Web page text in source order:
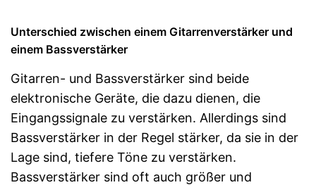
Unterschied zwischen einem Gitarrenverstärker und
einem Bassverstärker
Gitarren- und Bassverstärker sind beide
elektronische Geräte, die dazu dienen, die
Eingangssignale zu verstärken. Allerdings sind
Bassverstärker in der Regel stärker, da sie in der
Lage sind, tiefere Töne zu verstärken.
Bassverstärker sind oft auch größer und